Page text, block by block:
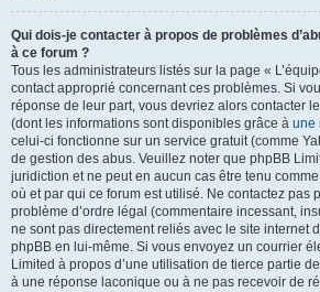
Qui dois-je contacter à propos de problèmes
à ce forum ?
Tous les administrateurs listés sur la page «
contact approprié concernant ces problèmes. Si
réponse de leur part, vous devriez alors contacter
(dont les informations sont disponibles grâce à une
celui-ci fonctionne sur un service gratuit (comme
de gestion des abus. Veuillez noter que phpBB
juridiction et ne peut en aucun cas être tenu
où et par qui ce forum est utilisé. Ne contactez pas
problème d’ordre légal (commentaire incessant,
ne sont pas directement reliés avec le site internet
phpBB en lui-même. Si vous envoyez un courrier
Limited à propos d’une utilisation de tierce partie
à une réponse laconique ou à ne pas recevoir de